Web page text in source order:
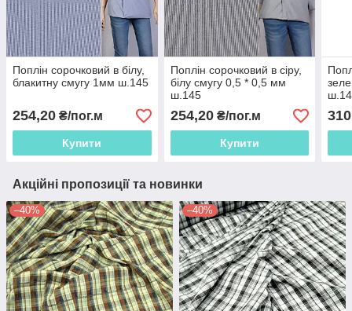
Поплін сорочковий в білу,
блакитну смугу 1мм ш.145
254,20 ₴/пог.м
Купити
Поплін сорочковий в сіру,
білу смугу 0,5 * 0,5 мм
ш.145
254,20₴/пог.м
Купити
Акційні пропозиції та новинки
–40% –40%